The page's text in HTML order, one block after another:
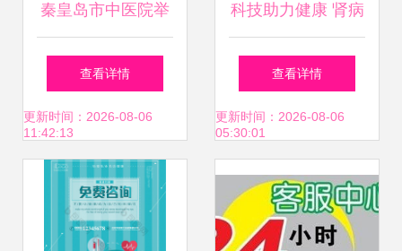
秦皇岛市中医院举
办肿瘤防治宣传周
活动，普及防癌知
识，提供专业健康
咨询
查看详情
更新时间：2026-08-06
11:42:13
科技助力健康 肾病
科世界肾脏日义诊
活动中的智慧医疗
探索
查看详情
更新时间：2026-08-06
05:30:01